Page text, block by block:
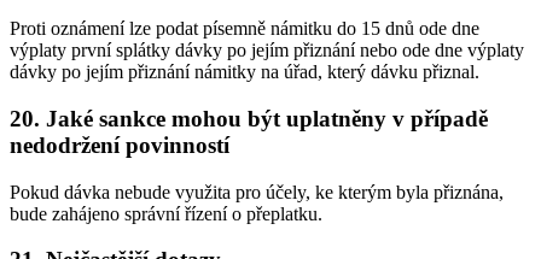
Proti oznámení lze podat písemně námitku do 15 dnů ode dne
výplaty první splátky dávky po jejím přiznání nebo ode dne výplaty
dávky po jejím přiznání námitky na úřad, který dávku přiznal.
20. Jaké sankce mohou být uplatněny v případě
nedodržení povinností
Pokud dávka nebude využita pro účely, ke kterým byla přiznána,
bude zahájeno správní řízení o přeplatku.